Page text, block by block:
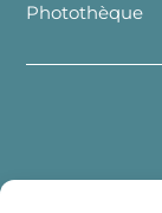
Photothèque